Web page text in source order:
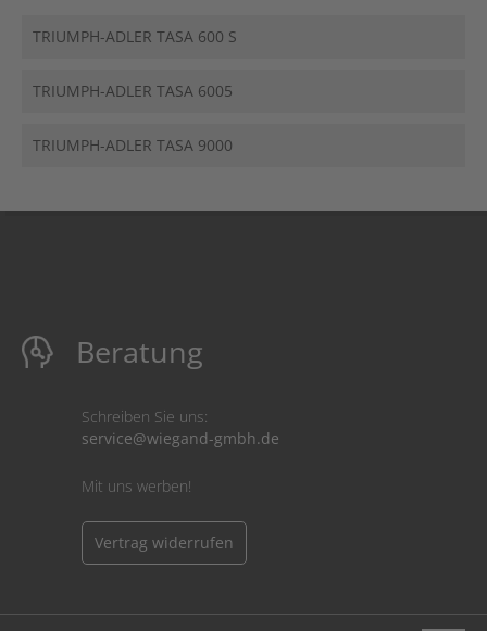
TRIUMPH-ADLER TASA 600 S
TRIUMPH-ADLER TASA 6005
TRIUMPH-ADLER TASA 9000
Beratung
Schreiben Sie uns:
service@wiegand-gmbh.de
Mit uns werben!
Vertrag widerrufen